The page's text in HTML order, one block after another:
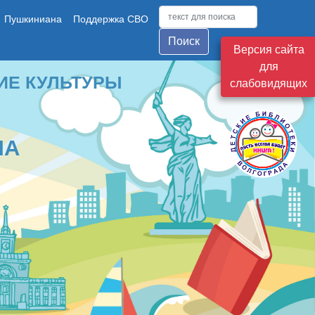
Версия сайта
для
слабовидящих
Пушкиниана Поддержка СВО
Поиск